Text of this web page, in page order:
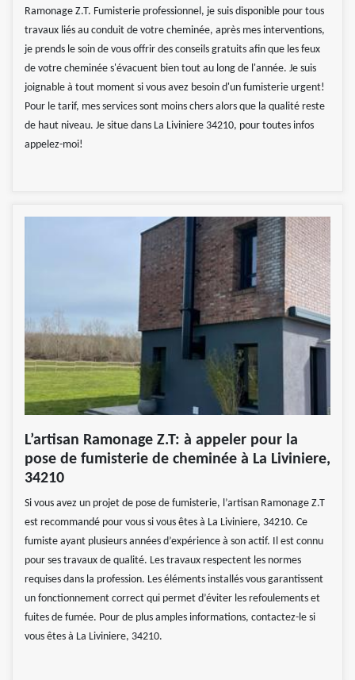
Ramonage Z.T. Fumisterie professionnel, je suis disponible pour tous
travaux liés au conduit de votre cheminée, après mes interventions,
je prends le soin de vous offrir des conseils gratuits afin que les feux
de votre cheminée s'évacuent bien tout au long de l'année. Je suis
joignable à tout moment si vous avez besoin d'un fumisterie urgent!
Pour le tarif, mes services sont moins chers alors que la qualité reste
de haut niveau. Je situe dans La Liviniere 34210, pour toutes infos
appelez-moi!
L’artisan Ramonage Z.T: à appeler pour la
pose de fumisterie de cheminée à La Liviniere,
34210
Si vous avez un projet de pose de fumisterie, l’artisan Ramonage Z.T
est recommandé pour vous si vous êtes à La Liviniere, 34210. Ce
fumiste ayant plusieurs années d’expérience à son actif. Il est connu
pour ses travaux de qualité. Les travaux respectent les normes
requises dans la profession. Les éléments installés vous garantissent
un fonctionnement correct qui permet d’éviter les refoulements et
fuites de fumée. Pour de plus amples informations, contactez-le si
vous êtes à La Liviniere, 34210.